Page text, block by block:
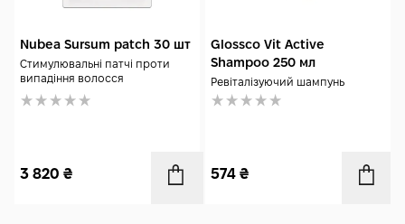
Nubea Sursum patch 30 шт
Стимулювальні патчі проти
випадіння волосся
3 820 ₴
Glossco Vit Active
Shampoo 250 мл
Ревіталізуючий шампунь
574 ₴